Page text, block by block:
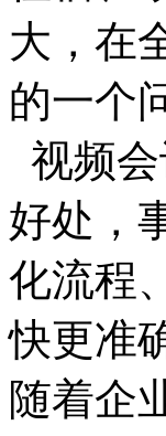
大，在
的一个
视频
好处，
化流程
快更准
随着企